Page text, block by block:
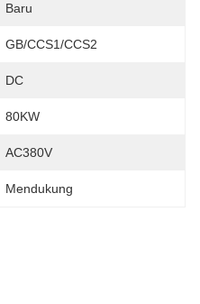
Baru
GB/CCS1/CCS2
DC
80KW
AC380V
Mendukung